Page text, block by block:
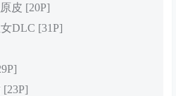
皮 [20P]
DLC [31P]